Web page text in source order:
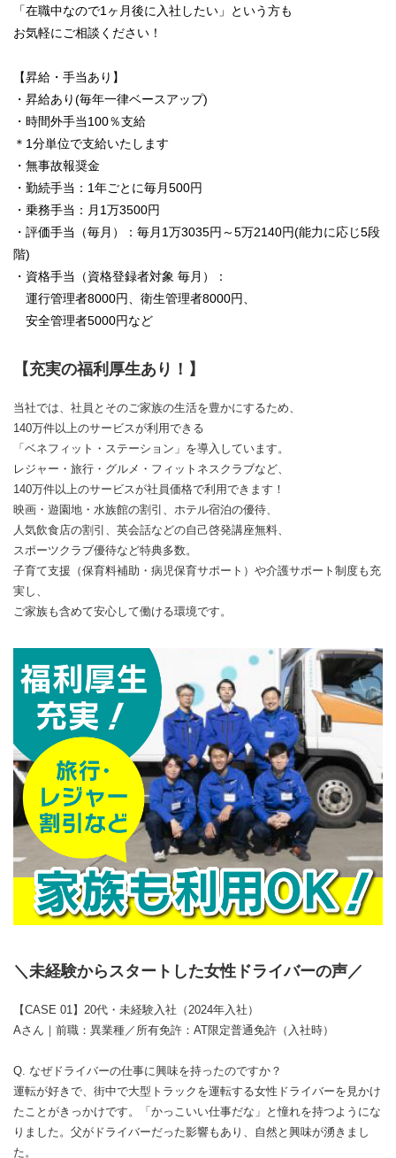
「在職中なので1ヶ月後に入社したい」という方も
お気軽にご相談ください！
【昇給・手当あり】
・昇給あり(毎年一律ベースアップ)
・時間外手当100％支給
＊1分単位で支給いたします
・無事故報奨金
・勤続手当：1年ごとに毎月500円
・乗務手当：月1万3500円
・評価手当（毎月）：毎月1万3035円～5万2140円(能力に応じ5段
階)
・資格手当（資格登録者対象 毎月）：
運行管理者8000円、衛生管理者8000円、
安全管理者5000円など
【充実の福利厚生あり！】
当社では、社員とそのご家族の生活を豊かにするため、
140万件以上のサービスが利用できる
「ベネフィット・ステーション」を導入しています。
レジャー・旅行・グルメ・フィットネスクラブなど、
140万件以上のサービスが社員価格で利用できます！
映画・遊園地・水族館の割引、ホテル宿泊の優待、
人気飲食店の割引、英会話などの自己啓発講座無料、
スポーツクラブ優待など特典多数。
子育て支援（保育料補助・病児保育サポート）や介護サポート制度も充
実し、
ご家族も含めて安心して働ける環境です。
＼未経験からスタートした女性ドライバーの声／
【CASE 01】20代・未経験入社（2024年入社）
Aさん｜前職：異業種／所有免許：AT限定普通免許（入社時）
Q. なぜドライバーの仕事に興味を持ったのですか？
運転が好きで、街中で大型トラックを運転する女性ドライバーを見かけ
たことがきっかけです。「かっこいい仕事だな」と憧れを持つようにな
りました。父がドライバーだった影響もあり、自然と興味が湧きまし
た。